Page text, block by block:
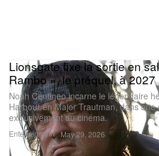
Entertainment
Lionsgate fixe la sortie en
Rambo », le préquel, à 2027
Noah Centineo incarne le légendaire
Harbour en Major Trautman, dans
exclusivement au cinéma.
May 29, 2026